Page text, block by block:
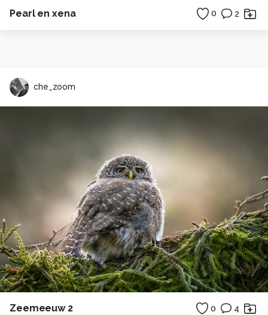
Pearl en xena 0 2
che_zoom
Zeemeeuw 2 0 4